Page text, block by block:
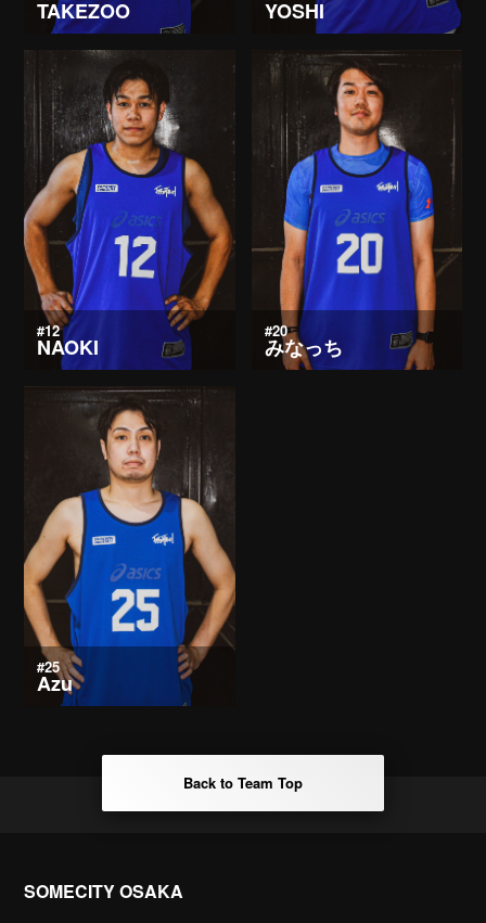
TAKEZOO YOSHI
#12
NAOKI
#20
みなっち
#25
Azu
Back to Team Top
SOMECITY OSAKA